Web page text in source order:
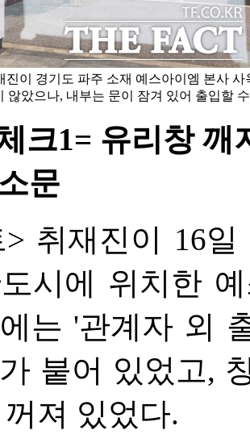
진이 경기도 파주 소재 예스아이엠 본사
않았으나, 내부는 문이 잠겨 있어 출입할
크1= 유리창 깨
문
> 취재진이 16
시에 위치한
는 '관계자 외
붙어 있었고,
져 있었다.